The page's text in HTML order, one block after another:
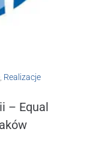
, Realizacje
– Equal